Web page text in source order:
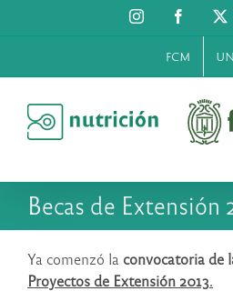
al
InstagramFacebook
FCM
Becas de Extensión
Ya comenzó la convocatoria de
Proyectos de Extensión 2013.